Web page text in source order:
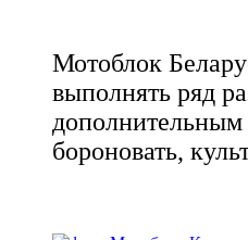
Мотоблок
выполнять ряд
бороновать,